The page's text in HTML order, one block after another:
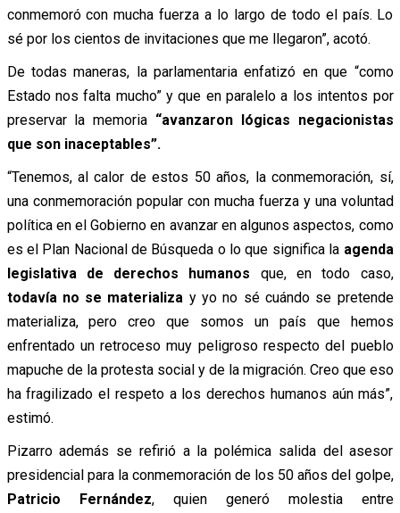
conmemoró con mucha fuerza a lo largo de todo el país. Lo
sé por los cientos de invitaciones que me llegaron”, acotó.
De todas maneras, la parlamentaria enfatizó en que “como
Estado nos falta mucho” y que en paralelo a los intentos por
preservar la memoria “avanzaron lógicas negacionistas
que son inaceptables”.
“Tenemos, al calor de estos 50 años, la conmemoración, sí,
una conmemoración popular con mucha fuerza y una voluntad
política en el Gobierno en avanzar en algunos aspectos, como
es el Plan Nacional de Búsqueda o lo que significa la agenda
legislativa de derechos humanos que, en todo caso,
todavía no se materializa y yo no sé cuándo se pretende
materializa, pero creo que somos un país que hemos
enfrentado un retroceso muy peligroso respecto del pueblo
mapuche de la protesta social y de la migración. Creo que eso
ha fragilizado el respeto a los derechos humanos aún más”,
estimó.
Pizarro además se refirió a la polémica salida del asesor
presidencial para la conmemoración de los 50 años del golpe,
Patricio Fernández, quien generó molestia entre